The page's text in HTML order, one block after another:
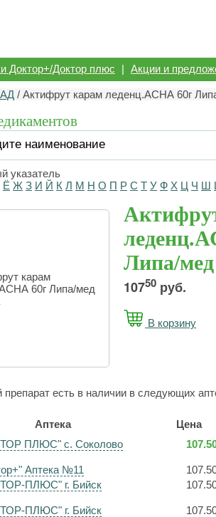
Доктор+/Доктор плюс | Акции и
/ Актифрут карам леденц.АСНА 60г
указатель
Ё Ж З И Й К Л М Н О П Р С Т У Ф Х Ц Ч Ш
Липа/
10750 руб.
В корзину
есть в наличии в следующих
Аптека Цена
ПЛЮС" с. Соколово
Аптека №11
ПЛЮС" г. Бийск
ПЛЮС" г. Бийск